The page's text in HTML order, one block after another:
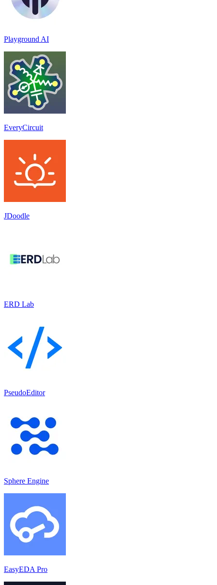
Playground AI
EveryCircuit
JDoodle
ERD Lab
PseudoEditor
Sphere Engine
EasyEDA Pro